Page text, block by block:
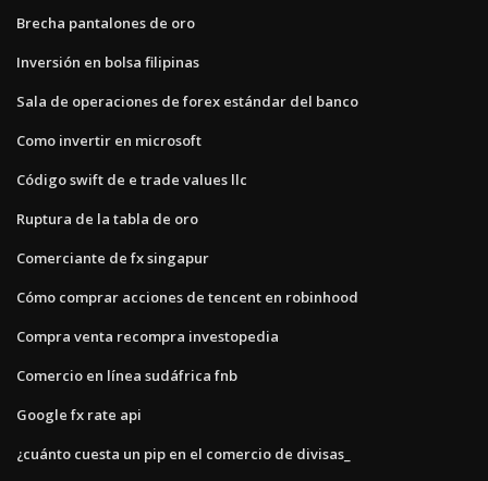
Brecha pantalones de oro
Inversión en bolsa filipinas
Sala de operaciones de forex estándar del banco
Como invertir en microsoft
Código swift de e trade values ​​llc
Ruptura de la tabla de oro
Comerciante de fx singapur
Cómo comprar acciones de tencent en robinhood
Compra venta recompra investopedia
Comercio en línea sudáfrica fnb
Google fx rate api
¿cuánto cuesta un pip en el comercio de divisas_